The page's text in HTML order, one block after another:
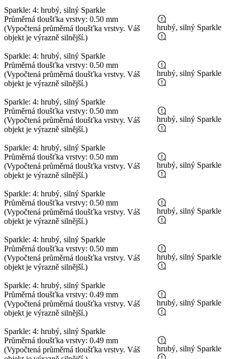
Sparkle: 4: hrubý, silný Sparkle
Průměrná tloušťka vrstvy: 0.50 mm
(Vypočtená průměrná tloušťka vrstvy. Váš
objekt je výrazně silnější.)
Sparkle: 4: hrubý, silný Sparkle
hrubý, silný Sparkle
Průměrná tloušťka vrstvy: 0.50 mm
(Vypočtená průměrná tloušťka vrstvy. Váš
objekt je výrazně silnější.)
Sparkle: 4: hrubý, silný Sparkle
hrubý, silný Sparkle
Průměrná tloušťka vrstvy: 0.50 mm
(Vypočtená průměrná tloušťka vrstvy. Váš
objekt je výrazně silnější.)
Sparkle: 4: hrubý, silný Sparkle
hrubý, silný Sparkle
Průměrná tloušťka vrstvy: 0.50 mm
(Vypočtená průměrná tloušťka vrstvy. Váš
objekt je výrazně silnější.)
Sparkle: 4: hrubý, silný Sparkle
hrubý, silný Sparkle
Průměrná tloušťka vrstvy: 0.50 mm
(Vypočtená průměrná tloušťka vrstvy. Váš
objekt je výrazně silnější.)
Sparkle: 4: hrubý, silný Sparkle
hrubý, silný Sparkle
Průměrná tloušťka vrstvy: 0.50 mm
(Vypočtená průměrná tloušťka vrstvy. Váš
objekt je výrazně silnější.)
Sparkle: 4: hrubý, silný Sparkle
hrubý, silný Sparkle
Průměrná tloušťka vrstvy: 0.49 mm
(Vypočtená průměrná tloušťka vrstvy. Váš
objekt je výrazně silnější.)
Sparkle: 4: hrubý, silný Sparkle
hrubý, silný Sparkle
Průměrná tloušťka vrstvy: 0.49 mm
(Vypočtená průměrná tloušťka vrstvy. Váš
hrubý, silný Sparkle